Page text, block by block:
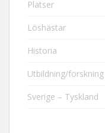
Platser
Löshästar
Historia
Utbildning/forskning
Sverige – Tyskland